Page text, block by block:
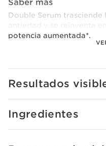
Saber más
Double Serum
potencia aumentada*.
con 5 nuevas moléculas
Su innovadora tecnología
Resultados
Ingredientes